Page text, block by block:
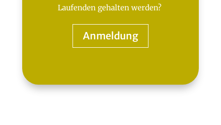
Laufenden gehalten werden?
Anmeldung